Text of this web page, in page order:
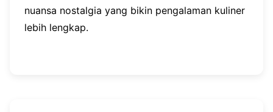
nuansa nostalgia yang bikin pengalaman kuliner
lebih lengkap.